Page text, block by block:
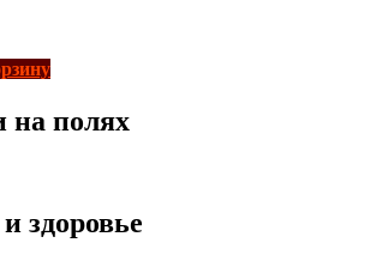
на полях
здоровье